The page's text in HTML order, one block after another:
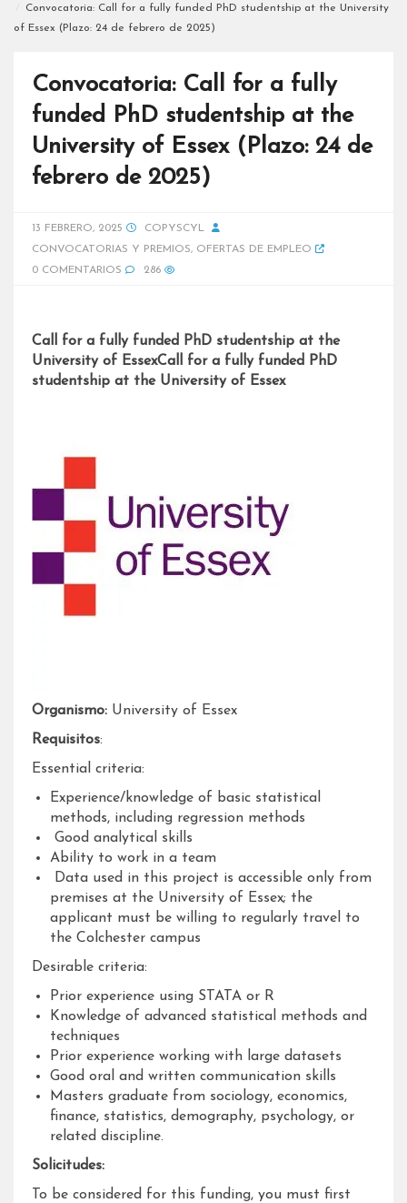
Convocatoria: Call for a fully funded PhD studentship at the University
of Essex (Plazo: 24 de febrero de 2025)
Convocatoria: Call for a fully
funded PhD studentship at the
University of Essex (Plazo: 24 de
febrero de 2025)
13 FEBRERO, 2025
COPYSCYL
CONVOCATORIAS Y PREMIOS, OFERTAS DE EMPLEO
0 COMENTARIOS
286
Call for a fully funded PhD studentship at the
University of EssexCall for a fully funded PhD
studentship at the University of Essex
Organismo: University of Essex
Requisitos:
Essential criteria:
Experience/knowledge of basic statistical
methods, including regression methods
Good analytical skills
Ability to work in a team
Data used in this project is accessible only from
premises at the University of Essex; the
applicant must be willing to regularly travel to
the Colchester campus
Desirable criteria:
Prior experience using STATA or R
Knowledge of advanced statistical methods and
techniques
Prior experience working with large datasets
Good oral and written communication skills
Masters graduate from sociology, economics,
finance, statistics, demography, psychology, or
related discipline.
Solicitudes:
To be considered for this funding, you must first